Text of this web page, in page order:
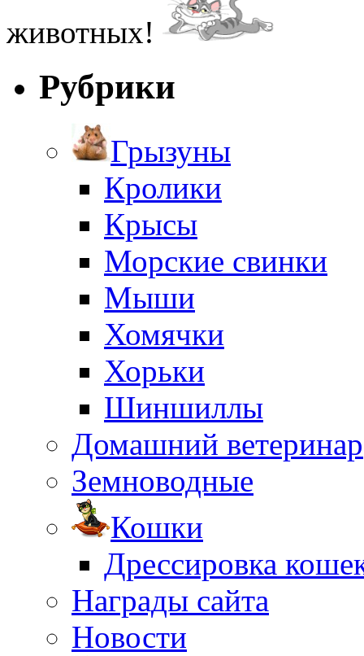
животных!
Рубрики
Грызуны
Кролики
Крысы
Морские свинки
Мыши
Хомячки
Хорьки
Шиншиллы
Домашний ветеринар
Земноводные
Кошки
Дрессировка
Награды сайта
Новости